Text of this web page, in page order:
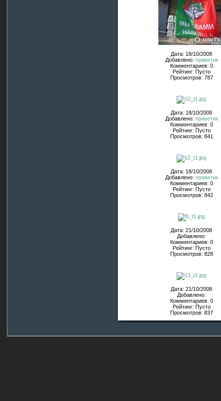
Дата: 18/10/2008
Добавлено: приветик
Комментариев: 0
Рейтинг: Пусто
Просмотров: 787
Дата: 18/10/2008
Добавлено: приветик
Комментариев: 0
Рейтинг: Пусто
Просмотров: 841
Дата: 18/10/2008
Добавлено: приветик
Комментариев: 0
Рейтинг: Пусто
Просмотров: 842
Дата: 21/10/2008
Добавлено:
Комментариев: 0
Рейтинг: Пусто
Просмотров: 828
Дата: 21/10/2008
Добавлено:
Комментариев: 0
Рейтинг: Пусто
Просмотров: 837